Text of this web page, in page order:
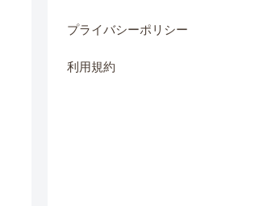
プライバシーポリシー
利用規約